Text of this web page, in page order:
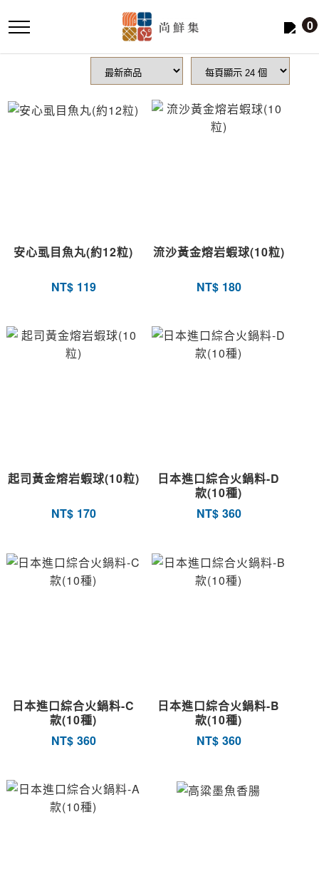
到
容
0
安心虱目魚丸(約12粒)
NT$ 119
流沙黃金熔岩蝦球(10粒)
NT$ 180
起司黃金熔岩蝦球(10粒)
NT$ 170
日本進口綜合火鍋料-D
款(10種)
NT$ 360
日本進口綜合火鍋料-C
款(10種)
NT$ 360
日本進口綜合火鍋料-B
款(10種)
NT$ 360